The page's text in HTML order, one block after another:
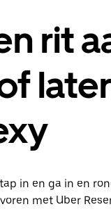
rit
in en ga in en
met Uber